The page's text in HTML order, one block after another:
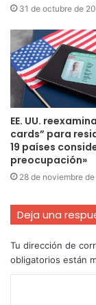
31 de octubre de
EE. UU.
cards” para
19 países
preocupación»
28 de noviembre
Deja una
Tu dirección de
obligatorios están